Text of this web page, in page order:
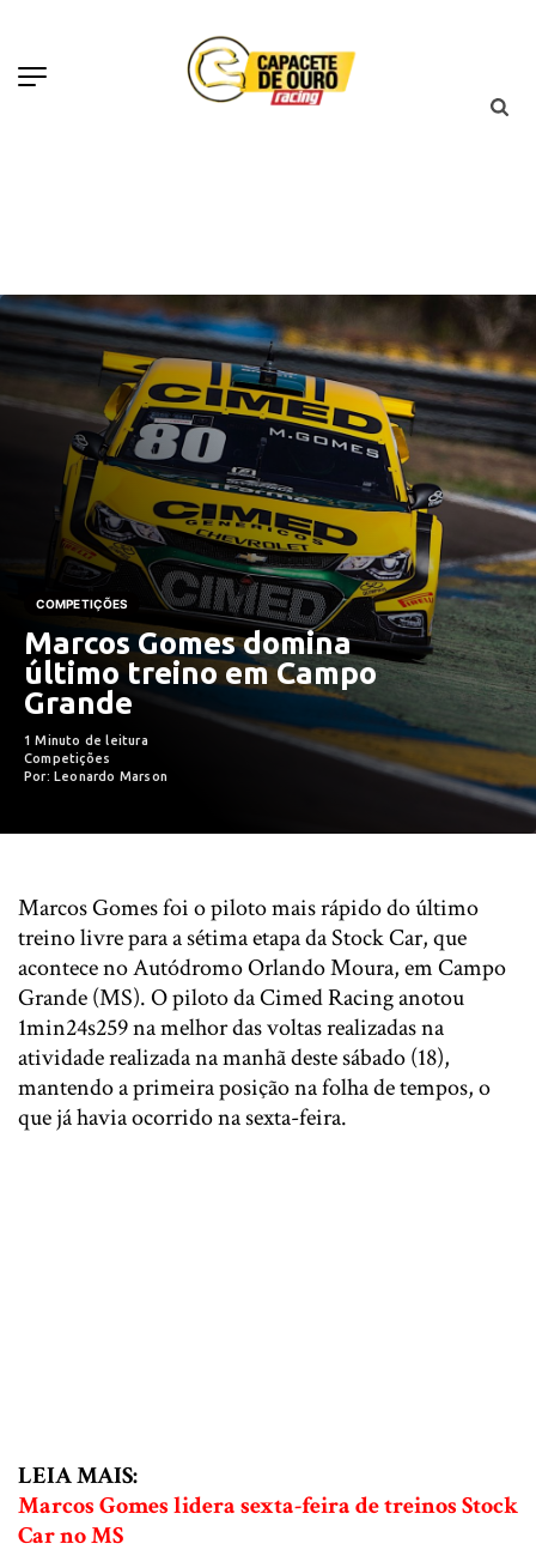
COMPETIÇÕES
Marcos Gomes domina
último treino em Campo
Grande
1 Minuto de leitura
Competições
Por: Leonardo Marson
Marcos Gomes foi o piloto mais rápido do último
treino livre para a sétima etapa da Stock Car, que
acontece no Autódromo Orlando Moura, em Campo
Grande (MS). O piloto da Cimed Racing anotou
1min24s259 na melhor das voltas realizadas na
atividade realizada na manhã deste sábado (18),
mantendo a primeira posição na folha de tempos, o
que já havia ocorrido na sexta-feira.
LEIA MAIS:
Marcos Gomes lidera sexta-feira de treinos Stock
Car no MS